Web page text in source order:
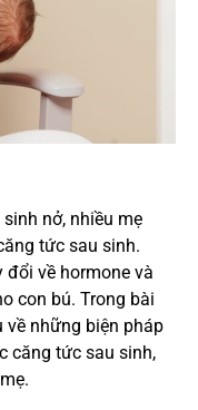
nở, nhiều mẹ
tức sau sinh.
về hormone và
con bú. Trong bài
về những biện pháp
căng tức sau sinh,